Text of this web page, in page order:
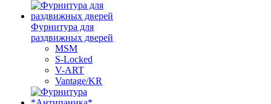
Фурнитура для
раздвижных дверей
MSM
S-Locked
V-ART
Vantage/KR